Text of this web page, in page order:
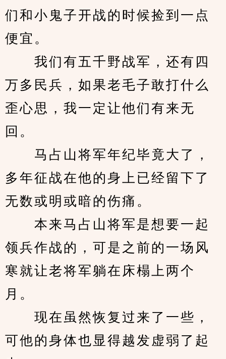
们和小鬼子开战的时候捡到一点
便宜。
我们有五千野战军，还有四
万多民兵，如果老毛子敢打什么
歪心思，我一定让他们有来无
回。
马占山将军年纪毕竟大了，
多年征战在他的身上已经留下了
无数或明或暗的伤痛。
本来马占山将军是想要一起
领兵作战的，可是之前的一场风
寒就让老将军躺在床榻上两个
月。
现在虽然恢复过来了一些，
可他的身体也显得越发虚弱了起